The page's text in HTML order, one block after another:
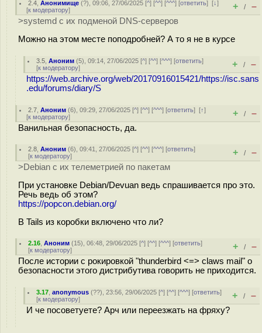
2.4 ,Анонимище (?), 09:06, 27/06/2025 [^] [^^] [^^^] [ответить][↓]
[к модератору] + / –
>systemd с их подменой DNS-серверов
Можно на этом месте поподробней? А то я не в курсе
3.5 ,Аноним (5), 09:14, 27/06/2025 [^] [^^] [^^^] [ответить]
[к модератору] + / –
https://web.archive.org/web/20170916015421/https://isc.sans
.edu/forums/diary/S
2.7 ,Аноним (6), 09:29, 27/06/2025 [^] [^^] [^^^] [ответить][↑]
[к модератору] + / –
Ванильная безопасность, да.
2.8 ,Аноним (6), 09:41, 27/06/2025 [^] [^^] [^^^] [ответить]
[к модератору] + / –
>Debian с их телеметрией по пакетам
При установке Debian/Devuan ведь спрашивается про это.
Речь ведь об этом?
https://popcon.debian.org/
В Tails из коробки включено что ли?
2.16 ,Аноним (15), 06:48, 29/06/2025 [^] [^^] [^^^] [ответить]
[к модератору] + / –
После истории с рокировкой "thunderbird <=> claws mail" о
безопасности этого дистрибутива говорить не приходится.
3.17 ,anonymous (??), 23:56, 29/06/2025 [^] [^^] [^^^] [ответить]
[к модератору] + / –
И че посоветуете? Арч или переезжать на фряху?